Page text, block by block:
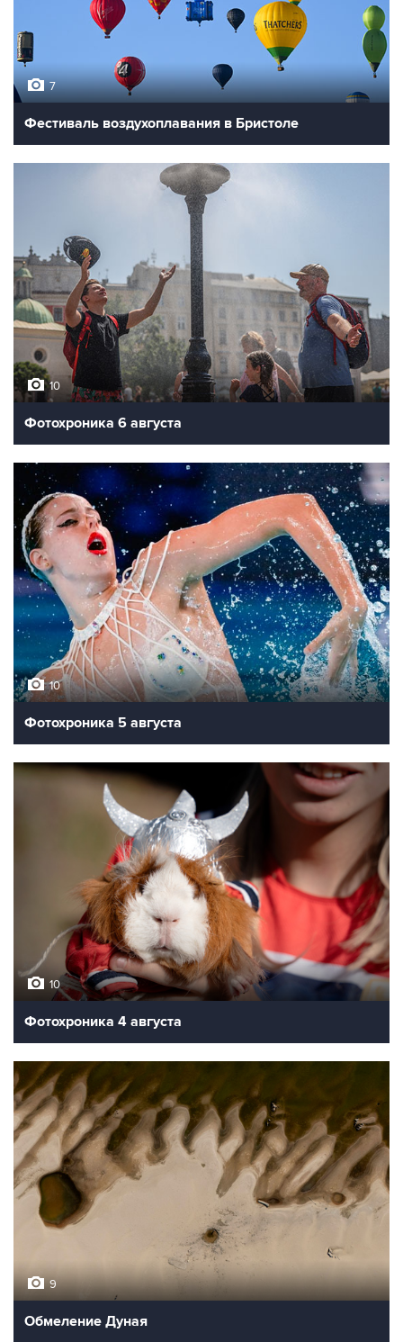
7
Фестиваль воздухоплавания в Бристоле
10
Фотохроника 6 августа
10
Фотохроника 5 августа
10
Фотохроника 4 августа
9
Обмеление Дуная